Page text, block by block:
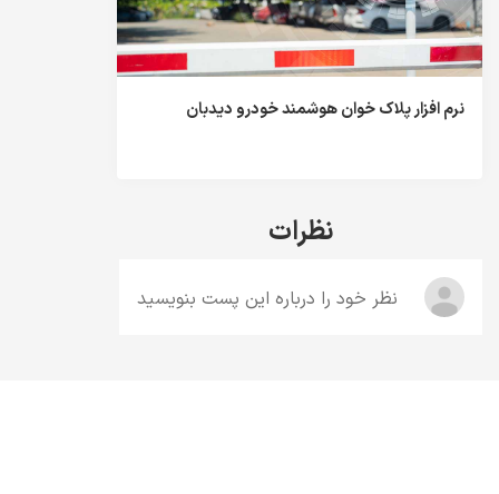
نرم افزار پلاک خوان هوشمند خودرو دیدبان
نظرات